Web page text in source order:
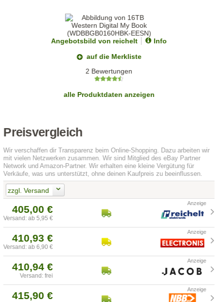
Angebotsbild von reichelt
Info
auf die Merkliste
2 Bewertungen
alle Produktdaten anzeigen
Preisvergleich
Wir verschaffen dir Transparenz beim Online-Shopping. Dazu arbeiten wir
mit vielen Netzwerken zusammen. Wir sind Mitglied des eBay Partner
Network und Amazon-Partner. Wir erhalten eine kleine Vergütung für
Verkäufe, was uns unterstützt, ohne deinen Kaufpreis zu beeinflussen.
zzgl. Versand
405,00 €
Versand: ab 5,95 €
410,93 €
Versand: ab 6,90 €
410,94 €
Versand: frei
415,90 €